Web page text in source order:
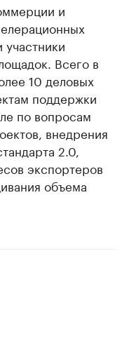
и
Всего в
10 деловых
поддержки
по вопросам
внедрения
2.0,
экспортеров
объема